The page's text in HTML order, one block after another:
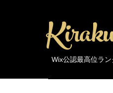
Wix公認最高位ラ